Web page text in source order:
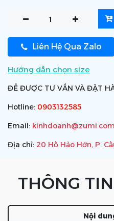
Liên Hệ Qua Zalo
Hướng dẫn chọn size
ĐỂ ĐƯỢC TƯ VẤN VÀ ĐẶT
Hotline: 0903132585
Email:
Địa chỉ: 20 Hồ Hảo Hớn, P.
THÔNG
Nội